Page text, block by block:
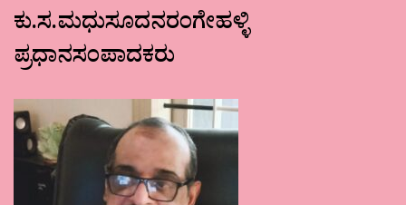
ಕು.ಸ.ಮಧುಸೂದನರಂಗೇಹಳ್ಳಿ
ಪ್ರಧಾನಸಂಪಾದಕರು